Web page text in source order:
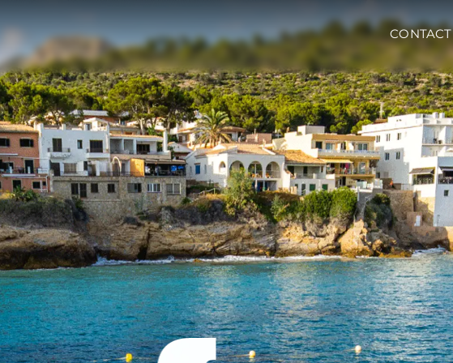
CONTACT
RECRUTEMENT
L'innovation
La Société
Notre Équipe
Style De Vie
Notre Héritage
Estimez Votre Bateau